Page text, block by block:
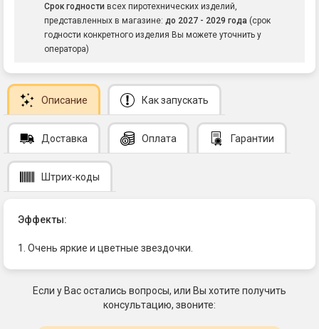
Срок годности всех пиротехнических изделий,
представленных в магазине: до 2027 - 2029 года (срок
годности конкретного изделия Вы можете уточнить у
оператора)
Описание Как запускать
Доставка Оплата Гарантии
Штрих-коды
Эффекты:
1. Очень яркие и цветные звездочки.
Если у Вас остались вопросы, или Вы хотите получить
консультацию, звоните: